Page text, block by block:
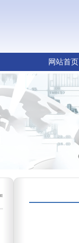
网站首页